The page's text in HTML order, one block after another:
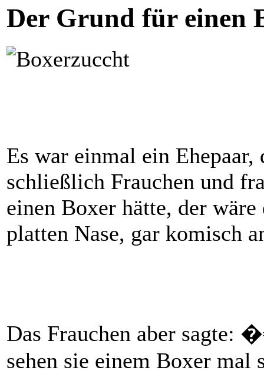
Der Grund für einen
Es war einmal ein
schließlich Frauchen und
einen Boxer hätte, der
platten Nase, gar komisch
Das Frauchen aber sagte:
sehen sie einem Boxer